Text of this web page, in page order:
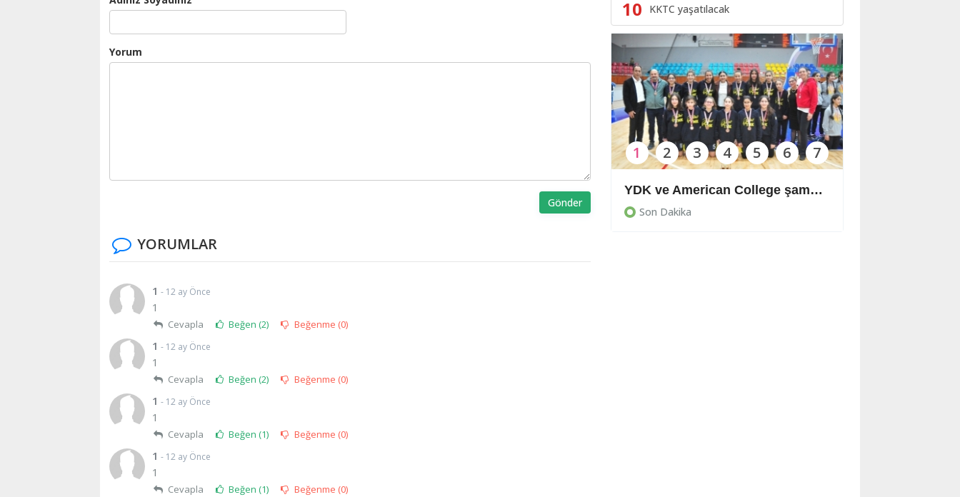
Yorum
Gönder
YORUMLAR
1 - 12 ay Önce
1
Cevapla Beğen (2) Beğenme (0)
1 - 12 ay Önce
1
Cevapla Beğen (2) Beğenme (0)
1 - 12 ay Önce
1
Cevapla Beğen (1) Beğenme (0)
1 - 12 ay Önce
1
Cevapla Beğen (1) Beğenme (0)
10 KKTC yaşatılacak
Kabinede 'CTP' değişikliği YDK ve American College şampiyon
Son Dakika
1 2 3 4 5 6 7